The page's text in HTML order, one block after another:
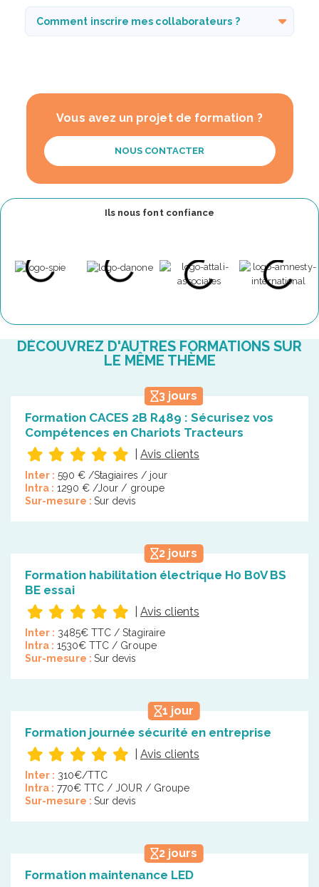
Comment inscrire mes collaborateurs ?
Vous avez un projet de formation ?
NOUS CONTACTER
Ils nous font confiance
DÉCOUVREZ D'AUTRES FORMATIONS SUR
LE MÊME THÈME
3 jours
Formation CACES 2B R489 : Sécurisez vos
Compétences en Chariots Tracteurs
Avis clients
Inter : 590 € /Stagiaires / jour
Intra : 1290 € /Jour / groupe
Sur-mesure : Sur devis
2 jours
Formation habilitation électrique H0 B0V BS
BE essai
Avis clients
Inter : 3485€ TTC / Stagiraire
Intra : 1530€ TTC / Groupe
Sur-mesure : Sur devis
1 jour
Formation journée sécurité en entreprise
Avis clients
Inter : 310€/TTC
Intra : 770€ TTC / JOUR / Groupe
Sur-mesure : Sur devis
2 jours
Formation maintenance LED